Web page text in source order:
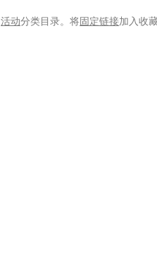
活动分类目录。将固定链接加入收